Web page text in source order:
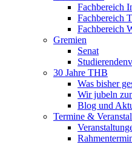
Fachbereich
Fachbereich
Fachbereich
Gremien
Senat
30 Jahre THB
Was bisher
Wir jubeln
Blog und
Termine &